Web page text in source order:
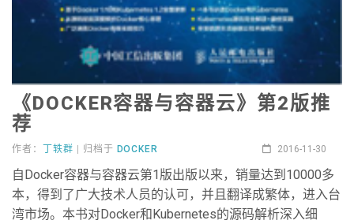
《DOCKER容器与容器云》第2版推
荐
作者： 丁轶群 | 归档于 DOCKER 2016-11-30
自Docker容器与容器云第1版出版以来，销量达到10000多
本，得到了广大技术人员的认可，并且翻译成繁体，进入台
湾市场。本书对Docker和Kubernetes的源码解析深入细